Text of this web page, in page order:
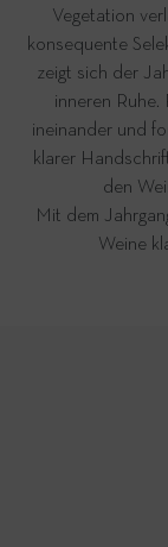
Vegetation
konsequente
zeigt sich der
inneren Ruhe.
ineinander und
klarer
den
Mit dem
Weine